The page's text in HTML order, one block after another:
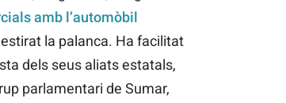
amb l’automòbil
estirat la palanca. Ha facilitat
dels seus aliats estatals,
parlamentari de Sumar,